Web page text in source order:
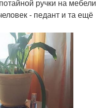
ручки на мебели
- педант и та ещё